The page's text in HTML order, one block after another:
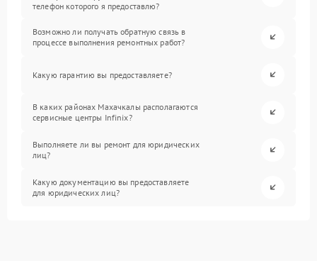
телефон которого я предоставлю?
Возможно ли получать обратную связь в
процессе выполнения ремонтных работ?
Какую гарантию вы предоставляете?
В каких районах Махачкалы располагаются
сервисные центры Infinix?
Выполняете ли вы ремонт для юридических
лиц?
Какую документацию вы предоставляете
для юридических лиц?